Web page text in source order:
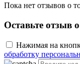
Пока нет отзывов о
Оставьте отзыв
Нажимая на
обработку